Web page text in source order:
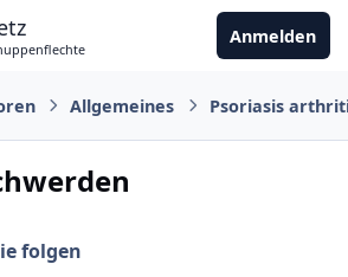
Anmelden
Allgemeines Psoriasis
folgen